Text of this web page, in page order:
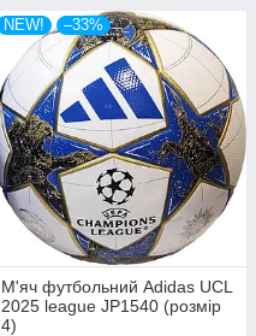
NEW! –33%
М'яч футбольний Adidas UCL
2025 league JP1540 (розмір
4)